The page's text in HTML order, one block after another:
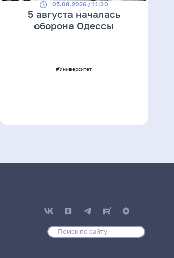
05.08.2026 / 11:30
5 августа началась
оборона Одессы
#Университет